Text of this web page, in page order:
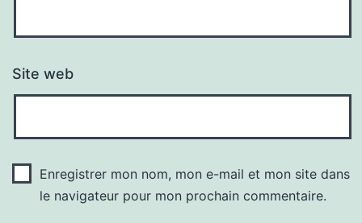
Site web
Enregistrer mon nom, mon e-mail et mon site dans
le navigateur pour mon prochain commentaire.